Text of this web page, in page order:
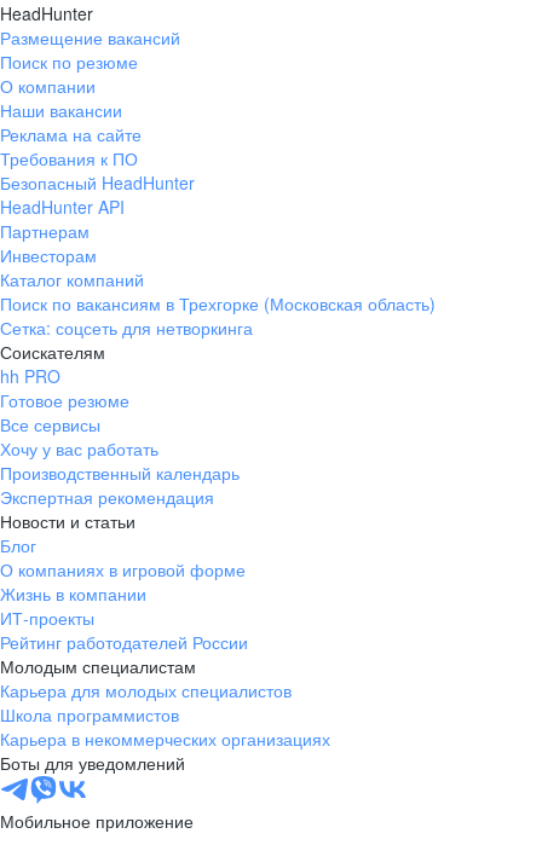
HeadHunter
Размещение вакансий
Поиск по резюме
О компании
Наши вакансии
Реклама на сайте
Требования к ПО
Безопасный HeadHunter
HeadHunter API
Партнерам
Инвесторам
Каталог компаний
Поиск по вакансиям в Трехгорке (Московская область)
Сетка: соцсеть для нетворкинга
Соискателям
hh PRO
Готовое резюме
Все сервисы
Хочу у вас работать
Производственный календарь
Экспертная рекомендация
Новости и статьи
Блог
О компаниях в игровой форме
Жизнь в компании
ИТ-проекты
Рейтинг работодателей России
Молодым специалистам
Карьера для молодых специалистов
Школа программистов
Карьера в некоммерческих организациях
Боты для уведомлений
Мобильное приложение